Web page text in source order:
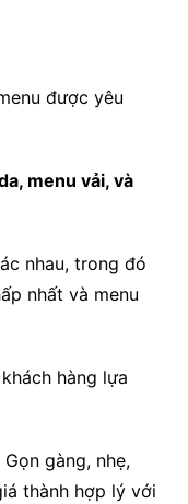
được yêu
menu vải, và
nhau, trong đó
nhất và menu
hàng lựa
Gọn gàng, nhẹ,
thành hợp lý với